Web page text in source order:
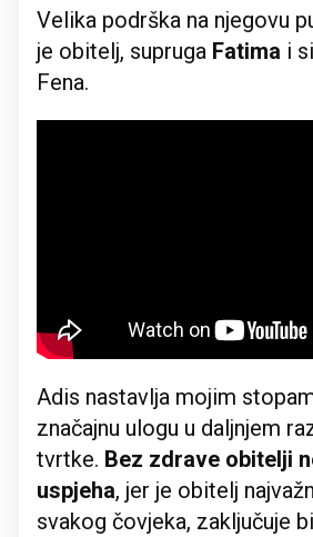
Velika podrška na njegovu
je obitelj, supruga Fatima i
Fena.
Adis nastavlja mojim
značajnu ulogu u daljnjem
tvrtke. Bez zdrave obitelji
uspjeha, jer je obitelj
svakog čovjeka, zaključuje